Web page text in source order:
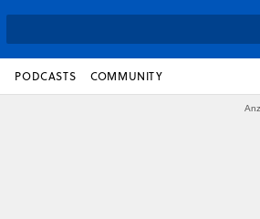
PODCASTS COMMUNITY